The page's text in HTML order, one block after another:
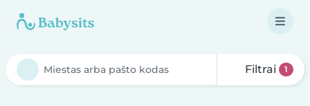
Filtrai 1